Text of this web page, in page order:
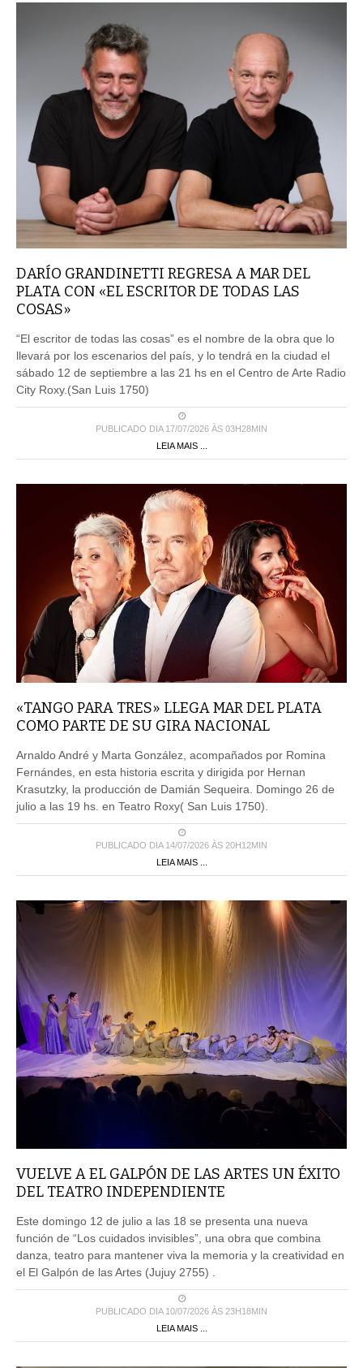
DARÍO GRANDINETTI REGRESA A MAR DEL
PLATA CON «EL ESCRITOR DE TODAS LAS
COSAS»
“El escritor de todas las cosas” es el nombre de la obra que lo
llevará por los escenarios del país, y lo tendrá en la ciudad el
sábado 12 de septiembre a las 21 hs en el Centro de Arte Radio
City Roxy.(San Luis 1750)
PUBLICADO DIA 17/07/2026 ÀS 03H28MIN
LEIA MAIS ...
«TANGO PARA TRES» LLEGA MAR DEL PLATA
COMO PARTE DE SU GIRA NACIONAL
Arnaldo André y Marta González, acompañados por Romina
Fernándes, en esta historia escrita y dirigida por Hernan
Krasutzky, la producción de Damián Sequeira. Domingo 26 de
julio a las 19 hs. en Teatro Roxy( San Luis 1750).
PUBLICADO DIA 14/07/2026 ÀS 20H12MIN
LEIA MAIS ...
VUELVE A EL GALPÓN DE LAS ARTES UN ÉXITO
DEL TEATRO INDEPENDIENTE
Este domingo 12 de julio a las 18 se presenta una nueva
función de “Los cuidados invisibles”, una obra que combina
danza, teatro para mantener viva la memoria y la creatividad en
el El Galpón de las Artes (Jujuy 2755) .
PUBLICADO DIA 10/07/2026 ÀS 23H18MIN
LEIA MAIS ...